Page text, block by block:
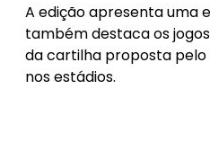
A edição apresenta uma
também destaca os
da cartilha proposta pelo
nos estádios.